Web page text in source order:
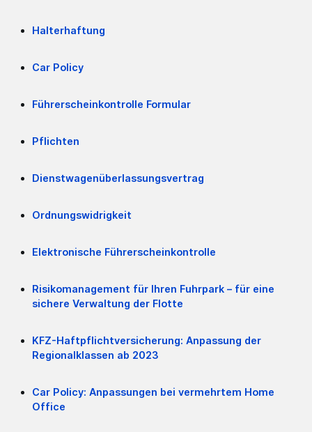
Halterhaftung
Car Policy
Führerscheinkontrolle Formular
Pflichten
Dienstwagenüberlassungsvertrag
Ordnungswidrigkeit
Elektronische Führerscheinkontrolle
Risikomanagement für Ihren Fuhrpark – für eine
sichere Verwaltung der Flotte
KFZ-Haftpflichtversicherung: Anpassung der
Regionalklassen ab 2023
Car Policy: Anpassungen bei vermehrtem Home
Office